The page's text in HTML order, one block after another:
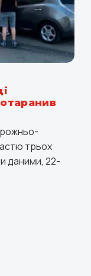
трьох
даними, 22-